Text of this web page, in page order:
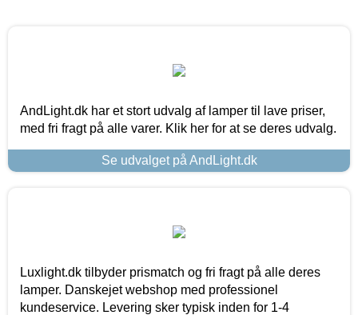
AndLight.dk har et stort udvalg af lamper til lave priser,
med fri fragt på alle varer. Klik her for at se deres udvalg.
Se udvalget på AndLight.dk
Luxlight.dk tilbyder prismatch og fri fragt på alle deres
lamper. Danskejet webshop med professionel
kundeservice. Levering sker typisk inden for 1-4